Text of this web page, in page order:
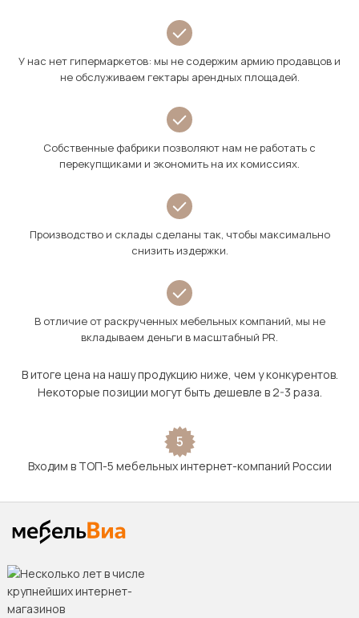
У нас нет гипермаркетов: мы не содержим армию продавцов и
не обслуживаем гектары арендных площадей.
Собственные фабрики позволяют нам не работать с
перекупщиками и экономить на их комиссиях.
Производство и склады сделаны так, чтобы максимально
снизить издержки.
В отличие от раскрученных мебельных компаний, мы не
вкладываем деньги в масштабный PR.
В итоге цена на нашу продукцию ниже, чем у конкурентов.
Некоторые позиции могут быть дешевле в 2-3 раза.
5
Входим в ТОП-5 мебельных интернет-компаний России